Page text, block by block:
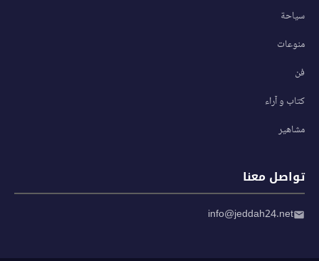
سياحة
منوعات
فن
كتاب و آراء
مشاهير
تواصل معنا
info@jeddah24.net